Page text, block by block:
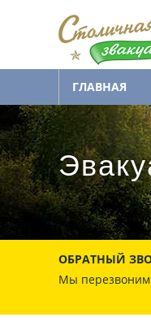
ГЛАВНАЯ
ОБРАТНЫЙ
Мы перезвоним